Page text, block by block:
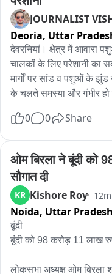
Deoria, Uttar
देवरनियां। क्षेत्र में आवारा
चालकों के लिए परेशानी का
मार्गों पर सांड व पशुओं के झुंड
के चलते समस्या और गंभीर हो
ग्रामीणों के अनुसार आवारा
साथ दुर्घटना की आशंका भी
को भी नुकसान पहुंचा रहे हैं।
बसुधरन जागीर, नगला, शेढ़ा
शरीफ नगर, इटौआ और कनमन
बनी हुई है। कांवड़ यात्रा
परेशानी उठानी पड़ रही है।
ग्रामीणों ने प्रशासन से
0 0 Share
ओम बिरला ने बूंदी को
सौगात दी
KR Kishore Roy
Noida, Uttar
बूंदी
बूंदी को 98 करोड़ 11 लाख
लोकसभा अध्यक्ष ओम बिरला